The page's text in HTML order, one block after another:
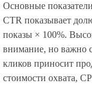
Основные
CTR показывает
показы × 100%.
внимание, но важно
кликов приносит
стоимости охвата,